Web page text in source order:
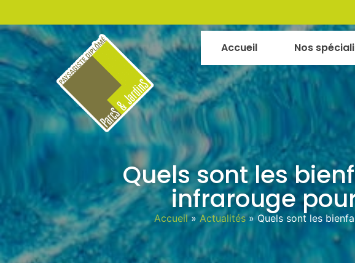
Accueil Nos
Quels sont les
infrarouge
Accueil » Actualités » Quels sont les